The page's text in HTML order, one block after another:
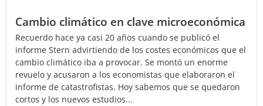
Cambio climático en clave microeconómica
Recuerdo hace ya casi 20 años cuando se publicó el
informe Stern advirtiendo de los costes económicos que el
cambio climático iba a provocar. Se montó un enorme
revuelo y acusaron a los economistas que elaboraron el
informe de catastrofistas. Hoy sabemos que se quedaron
cortos y los nuevos estudios...